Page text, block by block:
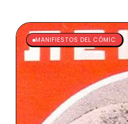
MANIFIESTOS DEL CÓMIC